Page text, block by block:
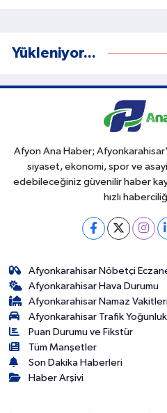
Yükleniyor...
Afyon Ana Haber;
siyaset, ekonomi, spor ve
edebileceğiniz güvenilir haber
hızlı
Afyonkarahisar Nöbetçi
Afyonkarahisar Hava Durumu
Afyonkarahisar Namaz
Afyonkarahisar Trafik
Puan Durumu ve Fikstür
Tüm Manşetler
Son Dakika Haberleri
Haber Arşivi